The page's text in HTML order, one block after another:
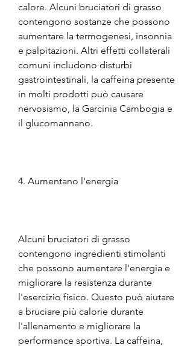
calore. Alcuni bruciatori di grasso
contengono sostanze che possono
aumentare la termogenesi, insonnia
e palpitazioni. Altri effetti collaterali
comuni includono disturbi
gastrointestinali, la caffeina presente
in molti prodotti può causare
nervosismo, la Garcinia Cambogia e
il glucomannano.
4. Aumentano l'energia
Alcuni bruciatori di grasso
contengono ingredienti stimolanti
che possono aumentare l'energia e
migliorare la resistenza durante
l'esercizio fisico. Questo può aiutare
a bruciare più calorie durante
l'allenamento e migliorare la
performance sportiva. La caffeina,